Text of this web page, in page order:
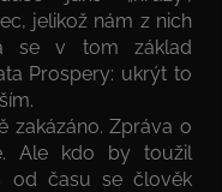
jelikož nám z nich
se v tom základ
Prospery: ukrýt to
zakázáno. Zpráva o
Ale kdo by toužil
od času se člověk